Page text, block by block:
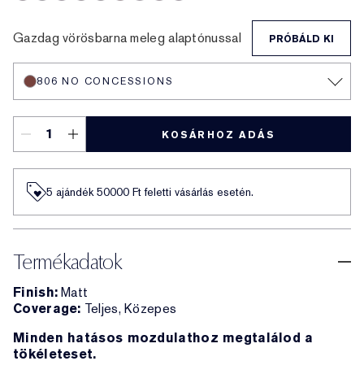
Gazdag vörösbarna meleg alaptónussal
PRÓBÁLD KI
806 NO CONCESSIONS
KOSÁRHOZ ADÁS
5 ajándék 50000​ Ft feletti vásárlás esetén.
Termékadatok
Finish:Matt
Coverage: Teljes, Közepes
Minden hatásos mozdulathoz megtalálod a
tökéleteset.